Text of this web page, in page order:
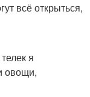
всё открыться,
я
овощи,